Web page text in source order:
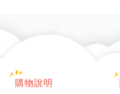
購物說明